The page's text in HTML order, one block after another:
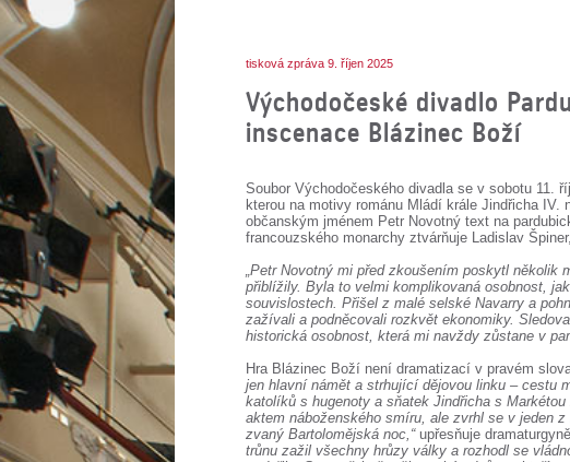
tisková zpráva 9. říjen 2025
Východočeské divadlo
inscenace Blázinec Boží
Soubor Východočeského divadla se v sobotu 11.
kterou na motivy románu Mládí krále Jindřicha IV.
občanským jménem Petr Novotný text na
francouzského monarchy ztvárňuje Ladislav
„Petr Novotný mi před zkoušením poskytl několik
přiblížily. Byla to velmi komplikovaná osobnost,
souvislostech. Přišel z malé selské Navarry a
zažívali a podněcovali rozkvět ekonomiky.
historická osobnost, která mi navždy zůstane v
Hra Blázinec Boží není dramatizací v pravém
jen hlavní námět a strhující dějovou linku – cestu
katolíků s hugenoty a sňatek Jindřicha s
aktem náboženského smíru, ale zvrhl se v jeden
zvaný Bartolomějská noc,“upřesňuje
trůnu zažil všechny hrůzy války a rozhodl se